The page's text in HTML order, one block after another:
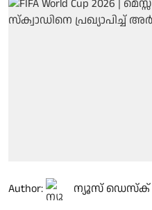
Author: ന്യൂസ് ഡെസ്ക്